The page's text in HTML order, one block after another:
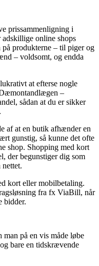
prissammenligning i
online shops
produkterne – til piger og
– voldsomt, og endda
at efterse nogle
–
sådan at du er sikker
af at en butik afhænder en
gunstig, så kunne det ofte
shop. Shopping med kort
der begunstiger dig som
kort eller mobilbetaling.
fra fx ViaBill, når
bidder.
på en vis måde løbe
bare en tidskrævende